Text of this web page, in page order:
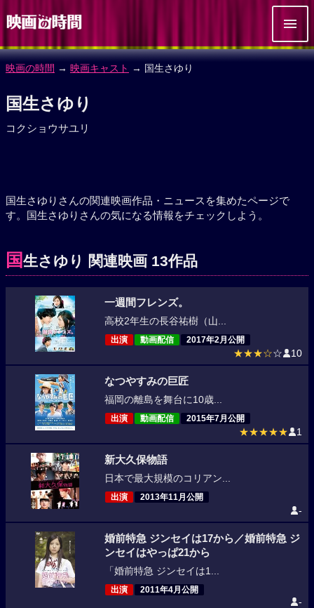
映画の時間 → 映画キャスト → 国生さゆり
国生さゆり
コクショウサユリ
国生さゆりさんの関連映画作品・ニュースを集めたページで
す。国生さゆりさんの気になる情報をチェックしよう。
国生さゆり 関連映画 13作品
一週間フレンズ。
高校2年生の長谷祐樹（山...
出演 動画配信 2017年2月公開
★★★☆☆ 10
なつやすみの巨匠
福岡の離島を舞台に10歳...
出演 動画配信 2015年7月公開
★★★★★ 1
新大久保物語
日本で最大規模のコリアン...
出演 2013年11月公開
-
婚前特急 ジンセイは17から／婚前特急 ジ
ンセイはやっぱ21から
「婚前特急 ジンセイは1...
出演 2011年4月公開
-